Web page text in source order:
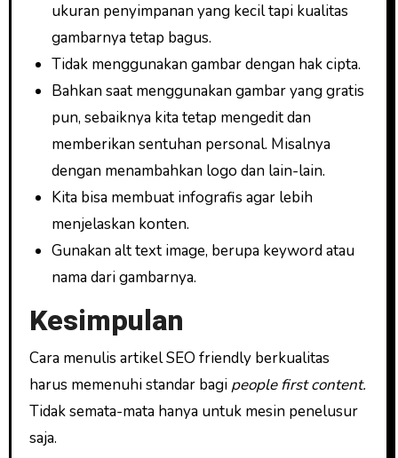
ukuran penyimpanan yang kecil tapi kualitas
gambarnya tetap bagus.
Tidak menggunakan gambar dengan hak cipta.
Bahkan saat menggunakan gambar yang gratis
pun, sebaiknya kita tetap mengedit dan
memberikan sentuhan personal. Misalnya
dengan menambahkan logo dan lain-lain.
Kita bisa membuat infografis agar lebih
menjelaskan konten.
Gunakan alt text image, berupa keyword atau
nama dari gambarnya.
Kesimpulan
Cara menulis artikel SEO friendly berkualitas
harus memenuhi standar bagi people first content.
Tidak semata-mata hanya untuk mesin penelusur
saja.